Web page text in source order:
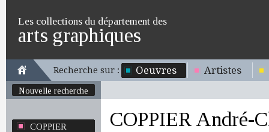
Les collections du département des
arts graphiques
Recherche sur : Oeuvres Artistes
Nouvelle recherche
COPPIER
COPPIER André-